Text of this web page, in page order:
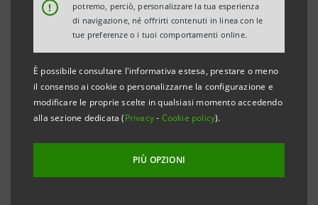
!
potremo, perciò, personalizzare la tua esperienza
di navigazione, né offrirti contenuti in linea con le
tue preferenze o i tuoi comportamenti online.
È possibile consultare l'informativa estesa, prestare o meno
il consenso ai cookie o personalizzarne la configurazione e
modificare le proprie scelte in qualsiasi momento accedendo
alla sezione dedicata (Privacy- Cookie policy).
PIÙ OPZIONI
nella corte di Palazzo Leoni Montanari, con
serate fra musica, “menu poetico” e letture
sceniche
Per le famiglie, nelle prime domeniche del
mese alle ore 10.30, e a Ferragosto, racconti
fantastici fra i miti del Palazzo con
ingresso gratuito su prenotazione